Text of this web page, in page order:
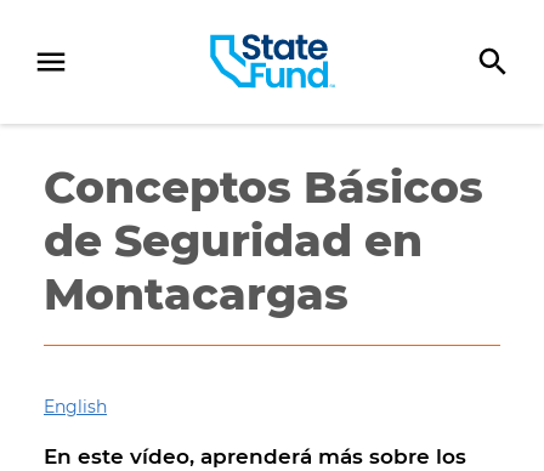
Conceptos Básicos
de Seguridad en
Montacargas
English
En este vídeo, aprenderá más sobre los